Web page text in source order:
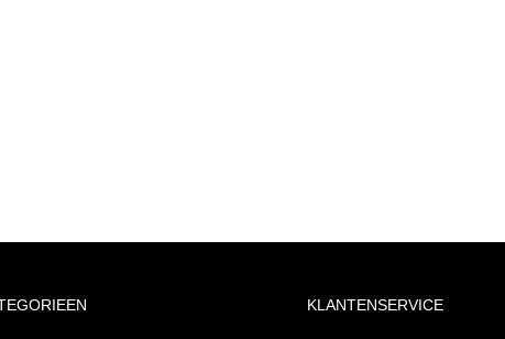
KLANTENSERVICE